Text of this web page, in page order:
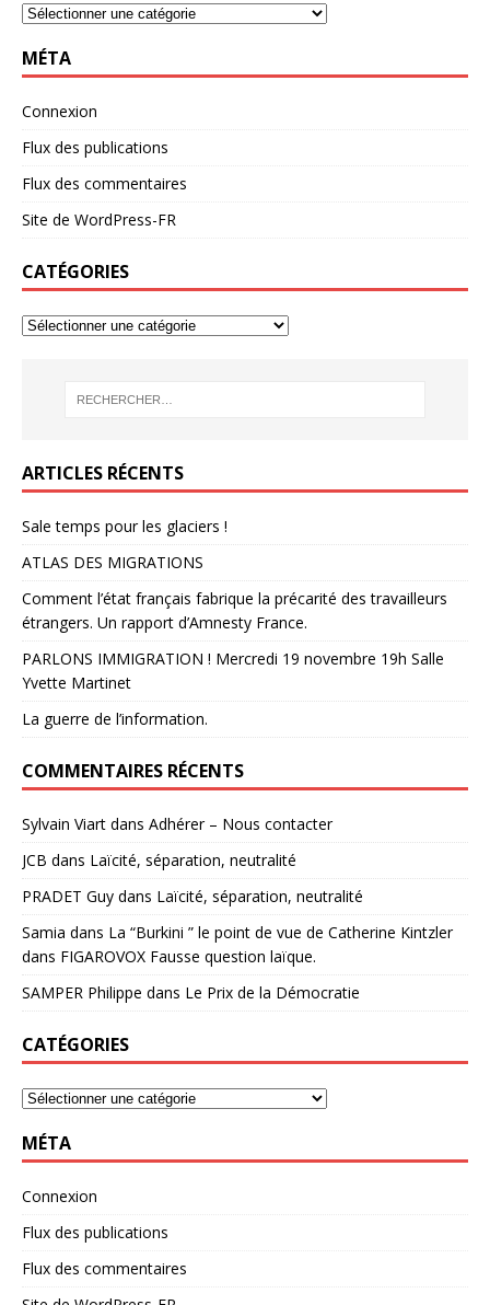
MÉTA
Connexion
Flux des publications
Flux des commentaires
Site de WordPress-FR
CATÉGORIES
ARTICLES RÉCENTS
Sale temps pour les glaciers !
ATLAS DES MIGRATIONS
Comment l’état français fabrique la précarité des travailleurs
étrangers. Un rapport d’Amnesty France.
PARLONS IMMIGRATION ! Mercredi 19 novembre 19h Salle
Yvette Martinet
La guerre de l’information.
COMMENTAIRES RÉCENTS
Sylvain Viart dans Adhérer – Nous contacter
JCB dans Laïcité, séparation, neutralité
PRADET Guy dans Laïcité, séparation, neutralité
Samia dans La “Burkini ” le point de vue de Catherine Kintzler
dans FIGAROVOX Fausse question laïque.
SAMPER Philippe dans Le Prix de la Démocratie
CATÉGORIES
MÉTA
Connexion
Flux des publications
Flux des commentaires